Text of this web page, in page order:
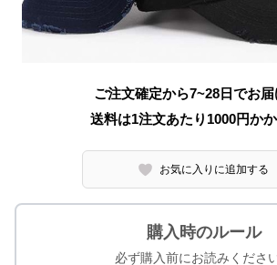
ご注文確定から7~28日でお
送料は1注文あたり 1000円か
お気に入りに追加する
購入時のルール
必ず購入前にお読みください